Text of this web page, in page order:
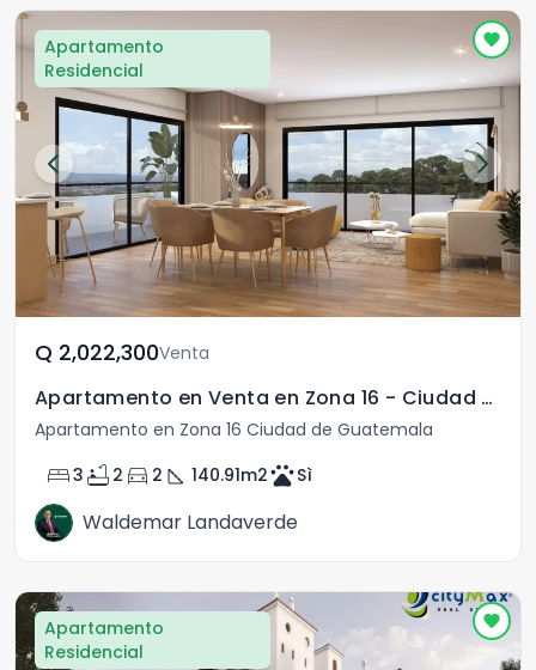
Apartamento
Residencial
Q	2,022,300Venta
Apartamento en Venta en Zona 16 - Ciudad de Guatemala
Apartamento en Zona 16 Ciudad de Guatemala
bed3 bathtub 2 directions_car 2 square_foot 140.91m2petsSì
Waldemar Landaverde
Apartamento
Residencial